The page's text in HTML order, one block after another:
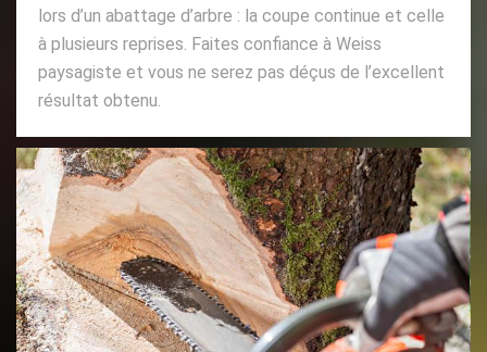
lors d’un abattage d’arbre : la coupe continue et celle
à plusieurs reprises. Faites confiance à Weiss
paysagiste et vous ne serez pas déçus de l’excellent
résultat obtenu.